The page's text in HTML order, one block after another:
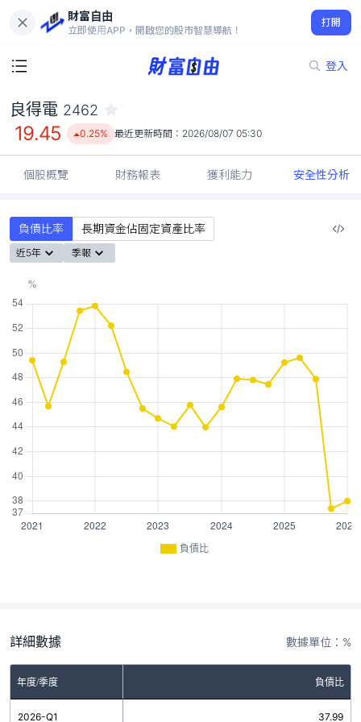
財富自由
立即使用APP，開啟您的股市智慧導航！
打開
登入
19.45
0.25%
良得電 2462
19.45 0.25% 最近更新時間： 2026/08/07 05:30
個股概覽 財務報表 獲利能力 安全性分析
負債比率 長期資金佔固定資產比率
近5年 季報
負債比
詳細數據 數據單位：%
年度/季度 負債比
2026-Q1 37.99